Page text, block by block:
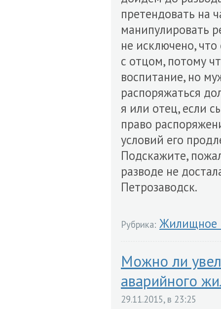
претендовать на
манипулировать
не исключено,
с отцом, потому
воспитание, но
распоряжаться
я или отец, если
право
условий его
Подскажите,
разводе не
Петрозаводск.
Рубрика: Жилищное
Можно ли
аварийного
29.11.2015, в 23:25